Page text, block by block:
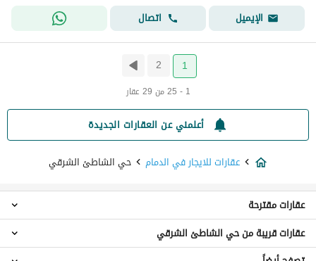
الإيميل
اتصال
1
2
1 - 25 من 29 عقار
أعلمني عن العقارات الجديدة
عقارات للايجار في الدمام
حي الشاطئ الشرقي
عقارات استوديو للايجار في حي الشاطئ الشرقي
عقارات 1 غرفة نوم للايجار في حي الشاطئ الشرقي
عقارات مقترحة
عقارات قريبة من حي الشاطئ الشرقي